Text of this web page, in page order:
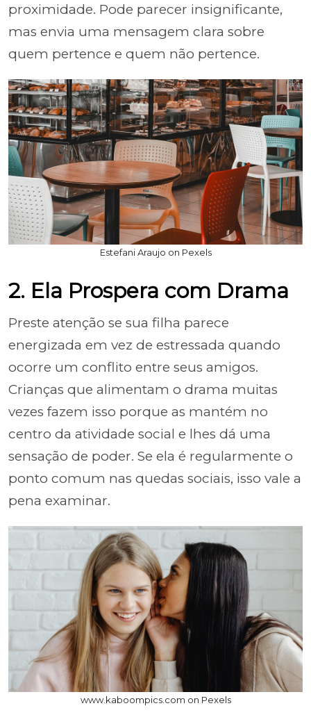
proximidade. Pode parecer insignificante,
mas envia uma mensagem clara sobre
quem pertence e quem não pertence.
Estefani Araujo on Pexels
2. Ela Prospera com Drama
Preste atenção se sua filha parece
energizada em vez de estressada quando
ocorre um conflito entre seus amigos.
Crianças que alimentam o drama muitas
vezes fazem isso porque as mantém no
centro da atividade social e lhes dá uma
sensação de poder. Se ela é regularmente o
ponto comum nas quedas sociais, isso vale a
pena examinar.
www.kaboompics.com on Pexels